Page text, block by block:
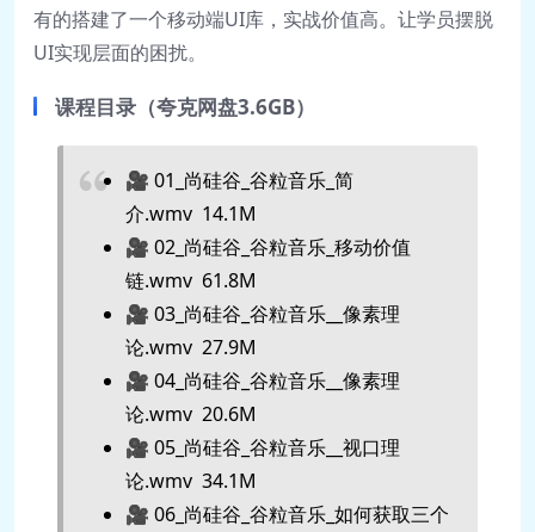
有的搭建了一个移动端UI库，实战价值高。让学员摆脱
UI实现层面的困扰。
课程目录（夸克网盘3.6GB）
🎥 01_尚硅谷_谷粒音乐_简
介.wmv 14.1M
🎥 02_尚硅谷_谷粒音乐_移动价值
链.wmv 61.8M
🎥 03_尚硅谷_谷粒音乐__像素理
论.wmv 27.9M
🎥 04_尚硅谷_谷粒音乐__像素理
论.wmv 20.6M
🎥 05_尚硅谷_谷粒音乐__视口理
论.wmv 34.1M
🎥 06_尚硅谷_谷粒音乐_如何获取三个